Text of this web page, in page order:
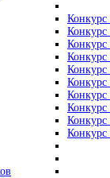
Конкурс
Конкурс
Конкурс
Конкурс
Конкурс
Конкурс
Конкурс
Конкурс
Конкурс
Конкурс